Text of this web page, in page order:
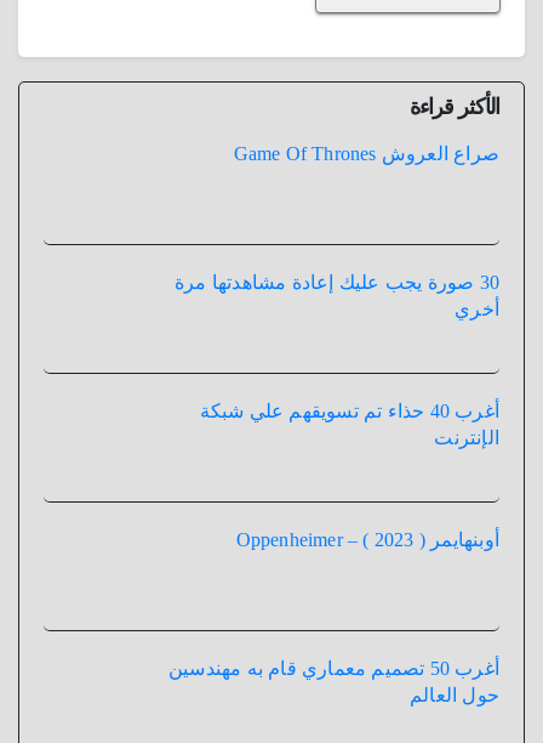
الأكثر قراءة
صراع العروش Game Of Thrones
30 صورة يجب عليك إعادة مشاهدتها مرة
أخري
أغرب 40 حذاء تم تسويقهم علي شبكة
الإنترنت
أوبنهايمر ( 2023 ) – Oppenheimer
أغرب 50 تصميم معماري قام به مهندسين
حول العالم